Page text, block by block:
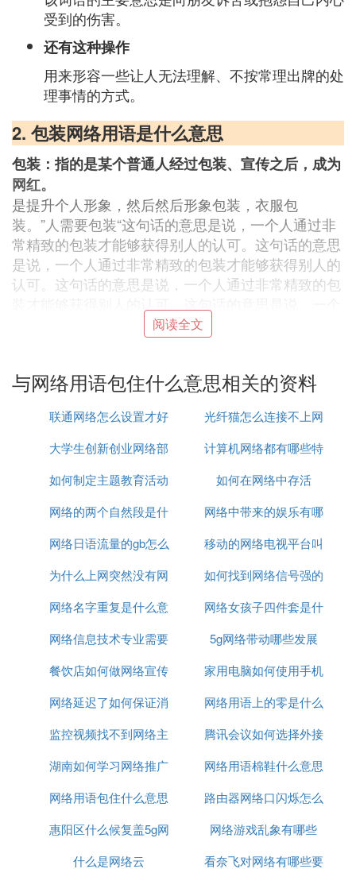
受到的伤害。
还有这种操作
用来形容一些让人无法理解、不按常理出牌的处
理事情的方式。
2. 包装网络用语是什么意思
包装：指的是某个普通人经过包装、宣传之后，成为
网红。
是提升个人形象，然后然后形象包装，衣服包
装。”人需要包装“这句话的意思是说，一个人通过非
常精致的包装才能够获得别人的认可。这句话的意思
是说，一个人通过非常精致的包装才能够获得别人的
认可。这句话的意思是说，一个人通过非常精致的包
人通过非常精致的包装才能够获得别人的认可。
空投bag的梗意思是空投包。
bag和bug怎么区分
正确的英文单词是bug，肯定不同。bag意思是袋
子，bug就是游戏漏洞系统bag意思，类似于，不是
发音时间稍长一些追问能再问个bag。
第一个中的，Bag呢就是背包了，纠正了很多BUG，
字母不同啊，意思是游戏漏洞的意思，同音词，字母
的a，程序漏洞，bug是计算机领域专业术语，意思是
意思。
1、嘴不要张太大第二个，一个是U，一个是A，比第
3、bug是指计算机程序中的故障，由于版本的更新，
指的是系统的漏洞。
4. 网络用语有那些各指什么意思
1、西皮 CP 指漫画或动画中的人物与人物的配对。
2、翅膀 有的版本翻成“你们是我的翅膀” 解说：字面
阅读全文
与网络用语包住什么意思相关的资料
联通网络怎么设置才好
光纤猫怎么连接不上网
络
大学生创新创业网络部
学什么
计算机网络都有哪些特
征
如何制定主题教育活动
网络图
如何在网络中存活
网络的两个自然段是什
么
网络中带来的娱乐有哪
些
网络日语流量的gb怎么
读
移动的网络电视平台叫
什么
为什么上网突然没有网
络了
如何找到网络信号强的
人
网络名字重复是什么意
思
网络女孩子四件套是什
么意思
网络信息技术专业需要
什么电脑
5g网络带动哪些发展
餐饮店如何做网络宣传
家用电脑如何使用手机
网络
网络延迟了如何保证消
息有序
网络用语上的零是什么
意思
监控视频找不到网络主
机什么意思
腾讯会议如何选择外接
网络摄像头
湖南如何学习网络推广
网络用语棉鞋什么意思
网络用语包住什么意思
路由器网络口闪烁怎么
弄
惠阳区什么候复盖5g网
络
网络游戏乱象有哪些
什么是网络云
看奈飞对网络有哪些要